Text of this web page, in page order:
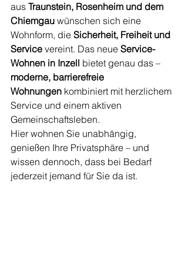
aus Traunstein, Rosenheim und dem
Chiemgau wünschen sich eine
Wohnform, die Sicherheit, Freiheit und
Service vereint. Das neue Service-
Wohnen in Inzell bietet genau das –
moderne, barrierefreie
Wohnungen kombiniert mit herzlichem
Service und einem aktiven
Gemeinschaftsleben.
Hier wohnen Sie unabhängig,
genießen Ihre Privatsphäre – und
wissen dennoch, dass bei Bedarf
jederzeit jemand für Sie da ist.